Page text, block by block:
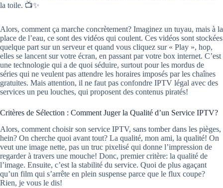
la toile. 📺✨
Alors, comment ça marche concrètement? Imaginez un tuyau, mais à la
place de l’eau, ce sont des vidéos qui coulent. Ces vidéos sont stockées
quelque part sur un serveur et quand vous cliquez sur « Play », hop,
elles se lancent sur votre écran, en passant par votre box internet. C’est
une technologie qui a de quoi séduire, surtout pour les mordus de
séries qui ne veulent pas attendre les horaires imposés par les chaînes
gratuites. Mais attention, il ne faut pas confondre IPTV légal avec des
services un peu louches, qui proposent des contenus piratés!
Critères de Sélection : Comment Juger la Qualité d’un Service IPTV?
Alors, comment choisir son service IPTV, sans tomber dans les pièges,
hein? On cherche quoi avant tout? La qualité, mon ami, la qualité! On
veut une image nette, pas un truc pixelisé qui donne l’impression de
regarder à travers une mouche! Donc, premier critère: la qualité de
l’image. Ensuite, c’est la stabilité du service. Quoi de plus agaçant
qu’un film qui s’arrête en plein suspense parce que le flux coupe?
Rien, je vous le dis!